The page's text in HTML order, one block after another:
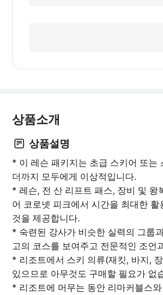
상품소개
상품설명
* 이 레슨 패키지는 초급 스키어 또는
더까지 모두에게 이상적입니다.
* 레슨, 전 산 리프트 패스, 장비 및 왕
어 코로넷 피크에서 시간을 최대한
것을 제공합니다.
* 숙련된 강사가 비슷한 실력의 그룹
고의 코스를 보여주고 전문적인 조언
* 리조트에서 스키 의류(재킷, 바지,
있으므로 아무것도 구매할 필요가 없
* 리조트에 머무는 동안 리마커블스